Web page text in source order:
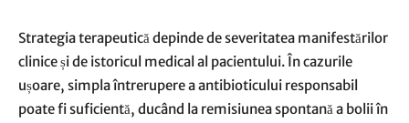
Strategia terapeutică depinde de severitatea manifestărilor
clinice și de istoricul medical al pacientului. În cazurile
ușoare, simpla întrerupere a antibioticului responsabil
poate fi suficientă, ducând la remisiunea spontană a bolii în